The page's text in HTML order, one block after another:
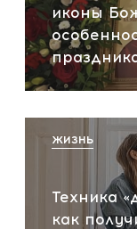
иконы
Техника
как
ЖИЗНЬ